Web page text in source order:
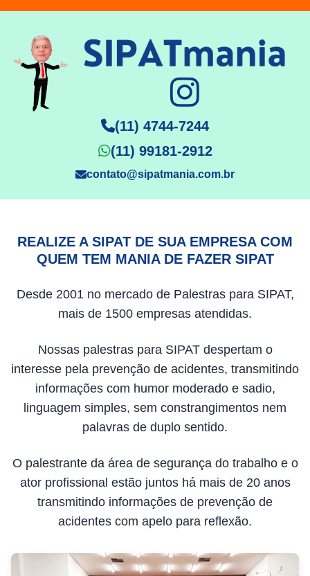
(11) 4744-7244
(11) 99181-2912
contato@sipatmania.com.br
REALIZE A SIPAT DE SUA EMPRESA COM
QUEM TEM MANIA DE FAZER SIPAT
Desde 2001 no mercado de Palestras para SIPAT,
mais de 1500 empresas atendidas.
Nossas palestras para SIPAT despertam o
interesse pela prevenção de acidentes, transmitindo
informações com humor moderado e sadio,
linguagem simples, sem constrangimentos nem
palavras de duplo sentido.
O palestrante da área de segurança do trabalho e o
ator profissional estão juntos há mais de 20 anos
transmitindo informações de prevenção de
acidentes com apelo para reflexão.